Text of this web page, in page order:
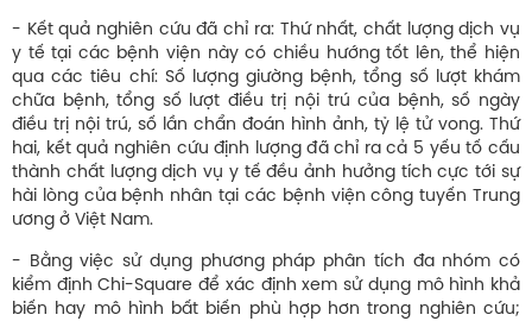
- Kết quả nghiên cứu đã chỉ ra: Thứ nhất, chất lượng dịch vụ
y tế tại các bệnh viện này có chiều hướng tốt lên, thể hiện
qua các tiêu chí: Số lượng giường bệnh, tổng số lượt khám
chữa bệnh, tổng số lượt điều trị nội trú của bệnh, số ngày
điều trị nội trú, số lần chẩn đoán hình ảnh, tỷ lệ tử vong. Thứ
hai, kết quả nghiên cứu định lượng đã chỉ ra cả 5 yếu tố cấu
thành chất lượng dịch vụ y tế đều ảnh hưởng tích cực tới sự
hài lòng của bệnh nhân tại các bệnh viện công tuyến Trung
ương ở Việt Nam.
- Bằng việc sử dụng phương pháp phân tích đa nhóm có
kiểm định Chi-Square để xác định xem sử dụng mô hình khả
biến hay mô hình bất biến phù hợp hơn trong nghiên cứu;